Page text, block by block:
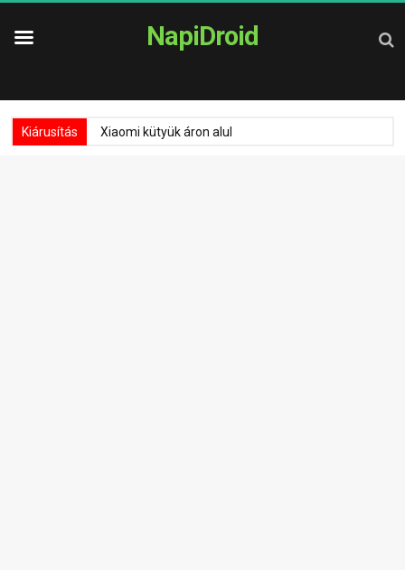
NapiDroid
Kiárusítás Xiaomi kütyük áron alul